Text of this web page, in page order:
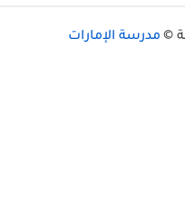
مدرسة الإمارات